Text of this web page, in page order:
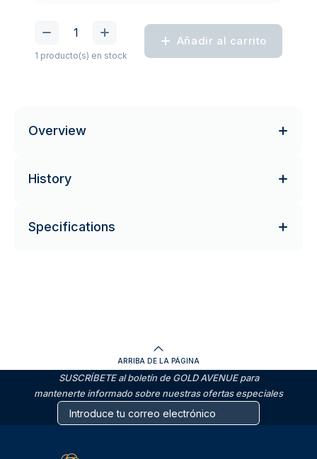
1 producto(s) en stock
Añadir al carrito
Overview
History
Specifications
ARRIBA DE LA PÁGINA
SUSCRÍBETE al boletín de GOLD AVENUE para
mantenerte informado sobre nuestras ofertas especiales